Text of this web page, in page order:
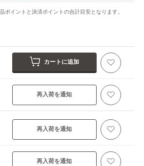
ポイントと決済ポイントの合計目安となります。
カートに追加
再入荷を通知
再入荷を通知
再入荷を通知